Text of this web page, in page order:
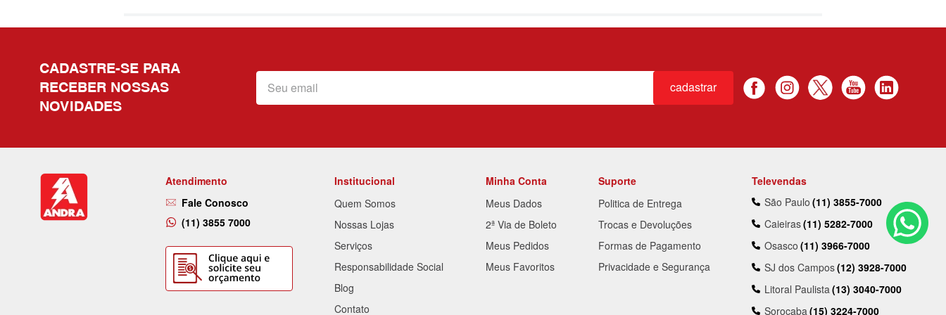
CADASTRE-SE PARA
RECEBER NOSSAS
NOVIDADES
cadastrar
Atendimento
Fale Conosco
(11) 3855 7000
Institucional
Quem Somos
Nossas Lojas
Serviços
Responsabilidade Social
Blog
Contato
Minha Conta
Meus Dados
2ª Via de Boleto
Meus Pedidos
Meus Favoritos
Suporte
Politica de Entrega
Trocas e Devoluções
Formas de Pagamento
Privacidade e Segurança
Televendas
São Paulo (11) 3855-7000
Caieiras(11) 5282-7000
Osasco (11) 3966-7000
SJ dos Campos(12) 3928-7000
Litoral Paulista(13) 3040-7000
Sorocaba(15) 3224-7000